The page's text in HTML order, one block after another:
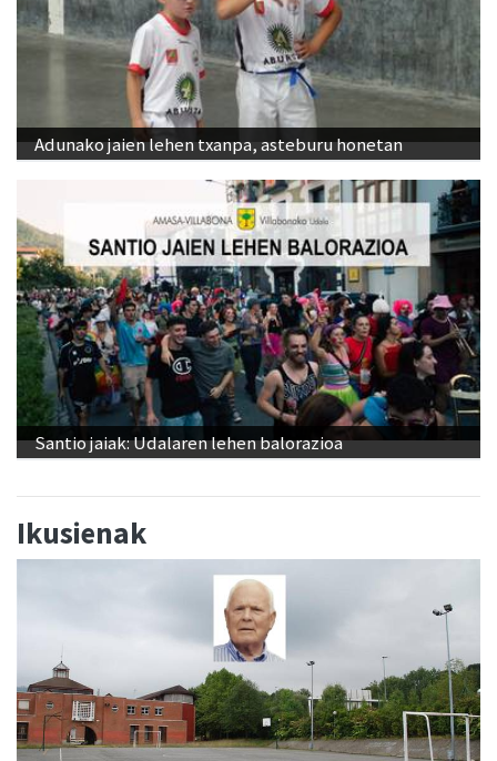
Adunako jaien lehen txanpa, asteburu honetan
Santio jaiak: Udalaren lehen balorazioa
Ikusienak